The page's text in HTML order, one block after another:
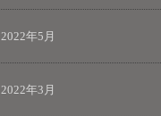
2022年5月
2022年3月